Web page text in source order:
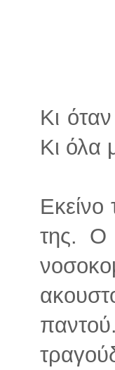
Κι
Κι όλα
Εκείνο
της. Ο